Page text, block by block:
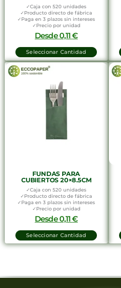
✓Caja con 520 unidades
✓Producto directo de fábrica
✓Paga en 3 plazos sin intereses
✓Precio por unidad
Desde0,11€
Seleccionar Cantidad
FUNDAS PARA
CUBIERTOS 20×8.5CM
✓Caja con 520 unidades
✓Producto directo de fábrica
✓Paga en 3 plazos sin intereses
✓Precio por unidad
Desde0,11€
Seleccionar Cantidad